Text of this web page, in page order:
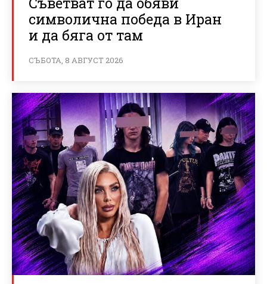
символична победа в Иран
и да бяга от там
СЪБОТА, 8 АВГУСТ 2026